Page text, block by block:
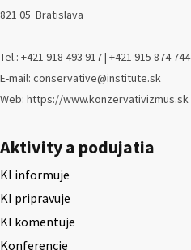
821 05 Bratislava
Tel.: +421 918 493 917 | +421 915 874 744
E-mail: conservative@institute.sk
Web: https://www.konzervativizmus.sk
Aktivity a podujatia
KI informuje
KI pripravuje
KI komentuje
Konferencie